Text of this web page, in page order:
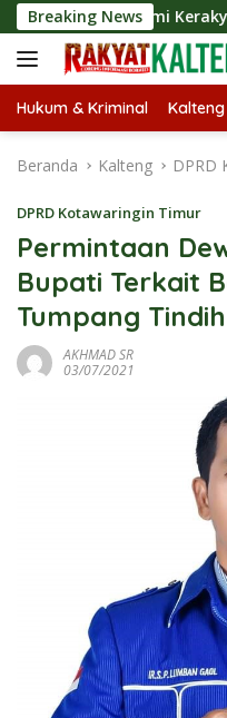
Langsung
ke
konten
Breaking News
Ekonomi Kerakyatan
Hukum & Kriminal Kalteng
Beranda Kalteng DPRD
DPRD Kotawaringin Timur
Permintaan
Bupati Terkait
Tumpang Tindih
AKHMAD SR
03/07/2021